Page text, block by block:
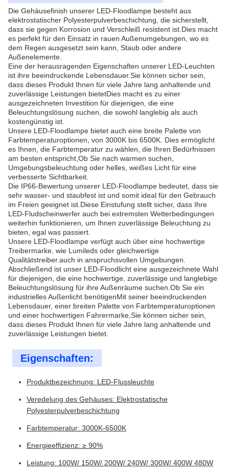
Die Gehäusefinish unserer LED-Floodlampe besteht aus
elektrostatischer Polyesterpulverbeschichtung, die sicherstellt,
dass sie gegen Korrosion und Verschleiß resistent ist.Dies macht
es perfekt für den Einsatz in rauen Außenumgebungen, wo es
dem Regen ausgesetzt sein kann, Staub oder andere
Außenelemente.
Eine der herausragenden Eigenschaften unserer LED-Leuchten
ist ihre beeindruckende Lebensdauer.Sie können sicher sein,
dass dieses Produkt Ihnen für viele Jahre lang anhaltende und
zuverlässige Leistungen bietetDies macht es zu einer
ausgezeichneten Investition für diejenigen, die eine
Beleuchtungslösung suchen, die sowohl langlebig als auch
kostengünstig ist.
Unsere LED-Floodlampe bietet auch eine breite Palette von
Farbtemperaturoptionen, von 3000K bis 6500K. Dies ermöglicht
es Ihnen, die Farbtemperatur zu wählen, die Ihren Bedürfnissen
am besten entspricht,Ob Sie nach warmen suchen,
Umgebungsbeleuchtung oder helles, weißes Licht für eine
verbesserte Sichtbarkeit.
Die IP66-Bewertung unserer LED-Floodlampe bedeutet, dass sie
sehr wasser- und staubfest ist und somit ideal für den Gebrauch
im Freien geeignet ist.Diese Einstufung stellt sicher, dass Ihre
LED-Fludscheinwerfer auch bei extremsten Wetterbedingungen
weiterhin funktionieren, um Ihnen zuverlässige Beleuchtung zu
bieten, egal was passiert.
Unsere LED-Floodlampe verfügt auch über eine hochwertige
Treibermarke, wie Lumileds oder gleichwertige
Qualitätstreiber.auch in anspruchsvollen Umgebungen.
Abschließend ist unser LED-Floodlicht eine ausgezeichnete Wahl
für diejenigen, die eine hochwertige, zuverlässige und langlebige
Beleuchtungslösung für ihre Außenräume suchen.Ob Sie ein
industrielles Außenlicht benötigenMit seiner beeindruckenden
Lebensdauer, einer breiten Palette von Farbtemperaturoptionen
und einer hochwertigen Fahrermarke,Sie können sicher sein,
dass dieses Produkt Ihnen für viele Jahre lang anhaltende und
zuverlässige Leistungen bietet.
Eigenschaften:
Produktbezeichnung: LED-Flussleuchte
Veredelung des Gehäuses: Elektrostatische
Polyesterpulverbeschichtung
Farbtemperatur: 3000K-6500K
Energieeffizienz: ≥ 90%
Leistung: 100W/ 150W/ 200W/ 240W/ 300W/ 400W 480W